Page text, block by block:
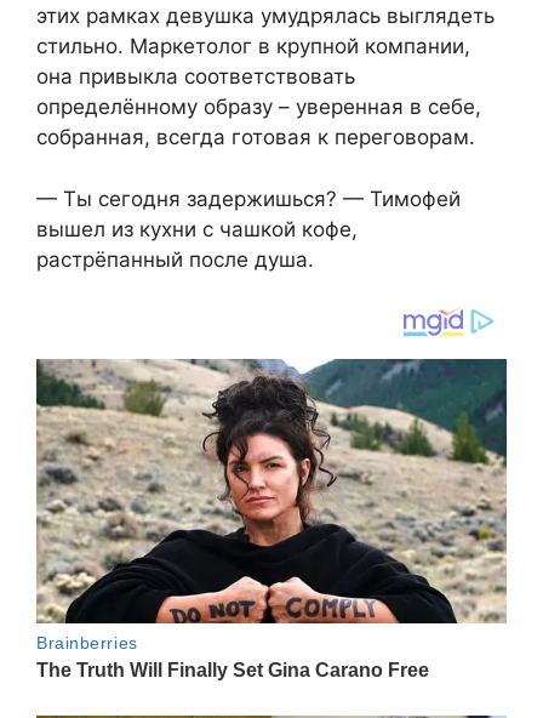
этих рамках девушка умудрялась выглядеть
стильно. Маркетолог в крупной компании,
она привыкла соответствовать
определённому образу – уверенная в себе,
собранная, всегда готовая к переговорам.
— Ты сегодня задержишься? — Тимофей
вышел из кухни с чашкой кофе,
растрёпанный после душа.